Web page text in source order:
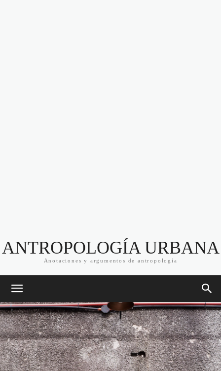
ANTROPOLOGÍA URBANA
Anotaciones y argumentos de antropología